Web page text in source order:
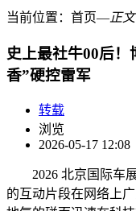
当前位置： 首页―正文
史上最社牛00后
香”硬控雷军
转载
浏览
2026-05-17 12:08
2026 北京国际车
的互动片段在网络上